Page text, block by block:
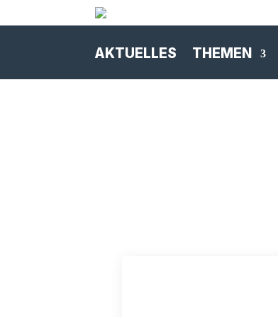
AKTUELLES THEMEN